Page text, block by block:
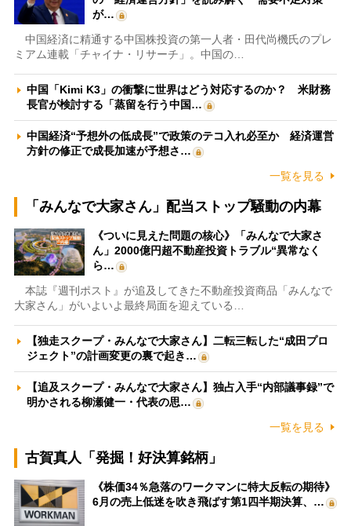
が…
中国経済に精通する中国株投資の第一人者・田代尚機氏のプレ
ミアム連載「チャイナ・リサーチ」。中国の…
中国「Kimi K3」の衝撃に世界はどう対応するのか？ 米財務
長官が検討する「蒸留を行う中国…
中国経済“予想外の低成長”で政策のテコ入れ必至か 経済運営
方針の修正で成長加速が予想さ…
一覧を見る
「みんなで大家さん」配当ストップ騒動の内幕
《ついに見えた問題の核心》「みんなで大家さ
ん」2000億円超不動産投資トラブル“異常なく
ら…
本誌『週刊ポスト』が追及してきた不動産投資商品「みんなで
大家さん」がいよいよ最終局面を迎えている…
【独走スクープ・みんなで大家さん】二転三転した“成田プロ
ジェクト”の計画変更の裏で起き…
【追及スクープ・みんなで大家さん】独占入手“内部議事録”で
明かされる柳瀬健一・代表の思…
一覧を見る
古賀真人「発掘！好決算銘柄」
《株価34％急落のワークマンに特大反転の期待》
6月の売上低迷を吹き飛ばす第1四半期決算、…